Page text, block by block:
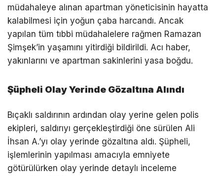
müdahaleye alınan apartman yöneticisinin hayatta
kalabilmesi için yoğun çaba harcandı. Ancak
yapılan tüm tıbbi müdahalelere rağmen Ramazan
Şimşek’in yaşamını yitirdiği bildirildi. Acı haber,
yakınlarını ve apartman sakinlerini yasa boğdu.
Şüpheli Olay Yerinde Gözaltına Alındı
Bıçaklı saldırının ardından olay yerine gelen polis
ekipleri, saldırıyı gerçekleştirdiği öne sürülen Ali
İhsan A.’yı olay yerinde gözaltına aldı. Şüpheli,
işlemlerinin yapılması amacıyla emniyete
götürülürken olay yerinde detaylı inceleme